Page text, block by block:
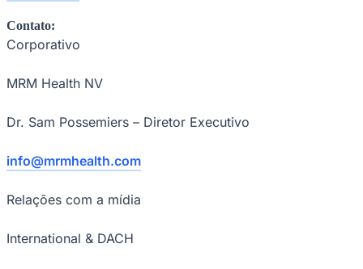
Contato:
Corporativo
MRM Health NV
Dr. Sam Possemiers – Diretor Executivo
info@mrmhealth.com
Relações com a mídia
International & DACH